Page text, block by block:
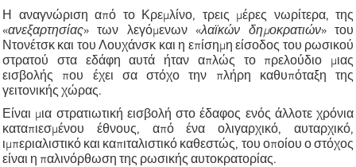
Η αναγνώριση από το Κρεμλίνο, τρεις μέρες νωρίτερα, της
«ανεξαρτησίας» των λεγόμενων«λαϊκών δημοκρατιών»του
Ντονέτσκ και του Λουχάνσκ και η επίσημη είσοδος του ρωσικού
στρατού στα εδάφη αυτά ήταν απλώς το πρελούδιο μιας
εισβολής που έχει σα στόχο την πλήρη καθυπόταξη της
γειτονικής χώρας.
Είναι μια στρατιωτική εισβολή στο έδαφος ενός άλλοτε χρόνια
καταπιεσμένου έθνους, από ένα ολιγαρχικό, αυταρχικό,
ιμπεριαλιστικό και καπιταλιστικό καθεστώς, του οποίου ο στόχος
είναι η παλινόρθωση της ρωσικής αυτοκρατορίας.